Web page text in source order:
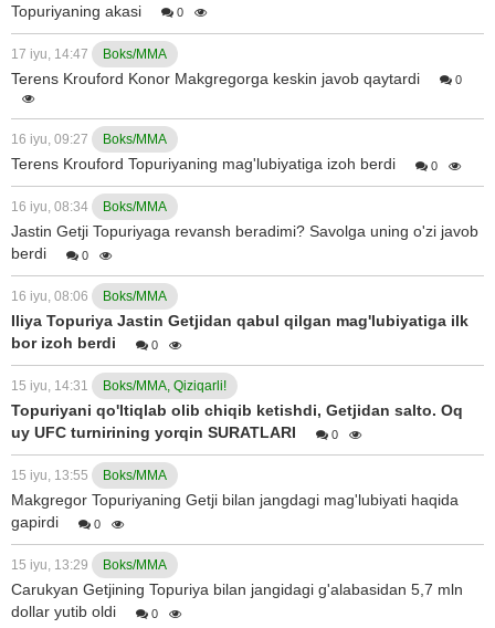
Topuriyaning akasi
0
17 iyu, 14:47 Boks/MMA
Terens Krouford Konor Makgregorga keskin javob qaytardi 0
16 iyu, 09:27 Boks/MMA
Terens Krouford Topuriyaning mag'lubiyatiga izoh berdi 0
16 iyu, 08:34 Boks/MMA
Jastin Getji Topuriyaga revansh beradimi? Savolga uning o'zi javob
berdi
0
16 iyu, 08:06 Boks/MMA
Iliya Topuriya Jastin Getjidan qabul qilgan mag'lubiyatiga ilk
bor izoh berdi
0
15 iyu, 14:31 Boks/MMA, Qiziqarli!
Topuriyani qo'ltiqlab olib chiqib ketishdi, Getjidan salto. Oq
uy UFC turnirining yorqin SURATLARI
0
15 iyu, 13:55 Boks/MMA
Makgregor Topuriyaning Getji bilan jangdagi mag'lubiyati haqida
gapirdi
0
15 iyu, 13:29 Boks/MMA
Carukyan Getjining Topuriya bilan jangidagi g'alabasidan 5,7 mln
dollar yutib oldi
0